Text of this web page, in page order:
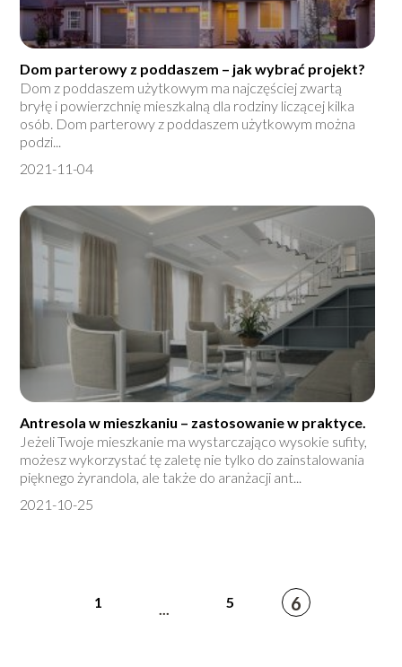
Dom parterowy z poddaszem – jak wybrać projekt?
Dom z poddaszem użytkowym ma najczęściej zwartą
bryłę i powierzchnię mieszkalną dla rodziny liczącej kilka
osób. Dom parterowy z poddaszem użytkowym można
podzi...
2021-11-04
Antresola w mieszkaniu – zastosowanie w praktyce.
Jeżeli Twoje mieszkanie ma wystarczająco wysokie sufity,
możesz wykorzystać tę zaletę nie tylko do zainstalowania
pięknego żyrandola, ale także do aranżacji ant...
2021-10-25
1 5 6